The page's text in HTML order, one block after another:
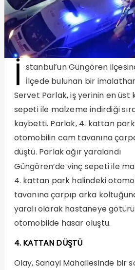
İ stanbul’un Güngören
İlçede bulunan bir
Servet Parlak, iş yerinin en üst
sepeti ile malzeme indirdiği
kaybetti. Parlak, 4. kattan
otomobilin cam tavanına
düştü. Parlak ağır yaralandı
Güngören’de vinç sepeti ile
4. kattan park halindeki
tavanına çarpıp arka
yaralı olarak hastaneye
otomobilde hasar oluştu.
4. KATTAN DÜŞTÜ
Olay, Sanayi Mahallesinde bir